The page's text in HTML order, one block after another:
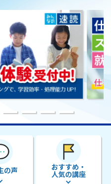
の声 おすすめ・
人気の講座